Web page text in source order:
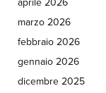
aprile 2026
marzo 2026
febbraio 2026
gennaio 2026
dicembre 2025